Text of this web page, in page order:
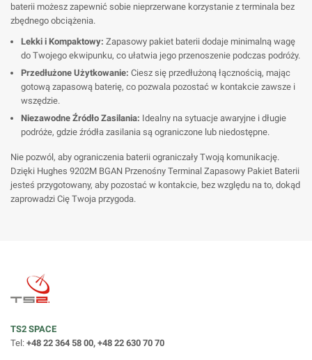
baterii możesz zapewnić sobie nieprzerwane korzystanie z terminala bez
zbędnego obciążenia.
Lekki i Kompaktowy: Zapasowy pakiet baterii dodaje minimalną wagę
do Twojego ekwipunku, co ułatwia jego przenoszenie podczas podróży.
Przedłużone Użytkowanie: Ciesz się przedłużoną łącznością, mając
gotową zapasową baterię, co pozwala pozostać w kontakcie zawsze i
wszędzie.
Niezawodne Źródło Zasilania: Idealny na sytuacje awaryjne i długie
podróże, gdzie źródła zasilania są ograniczone lub niedostępne.
Nie pozwól, aby ograniczenia baterii ograniczały Twoją komunikację.
Dzięki Hughes 9202M BGAN Przenośny Terminal Zapasowy Pakiet Baterii
jesteś przygotowany, aby pozostać w kontakcie, bez względu na to, dokąd
zaprowadzi Cię Twoja przygoda.
TS2 SPACE
Tel: +48 22 364 58 00, +48 22 630 70 70